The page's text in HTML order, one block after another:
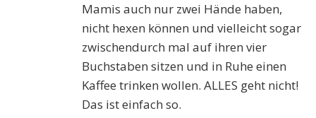
Mamis auch nur zwei Hände haben,
nicht hexen können und vielleicht sogar
zwischendurch mal auf ihren vier
Buchstaben sitzen und in Ruhe einen
Kaffee trinken wollen. ALLES geht nicht!
Das ist einfach so.